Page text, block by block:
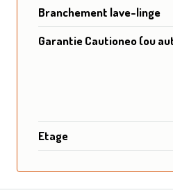
Branchement lave-linge
Garantie Cautioneo (ou
Etage